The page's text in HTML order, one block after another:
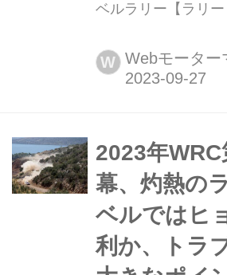
ベルラリー【ラリ
1日にかけて、世界
(WRC)第11戦「ラ
ようなコーナーが続
速コース。ただ、ラ
は4年ぶりで、多く
っては...
W Webモーター
2023年WRC
幕、灼熱の
ベルではヒ
利か、トラ